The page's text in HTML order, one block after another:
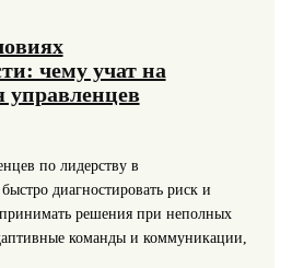
чему учат на
управленцев
по лидерству в
диагностировать риск и
решения при неполных
команды и коммуникации,